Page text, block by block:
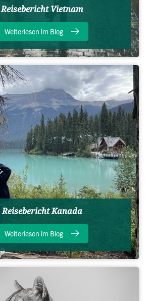
Reisebericht Vietnam
Weiterlesen im Blog
Reisebericht Kanada
Weiterlesen im Blog